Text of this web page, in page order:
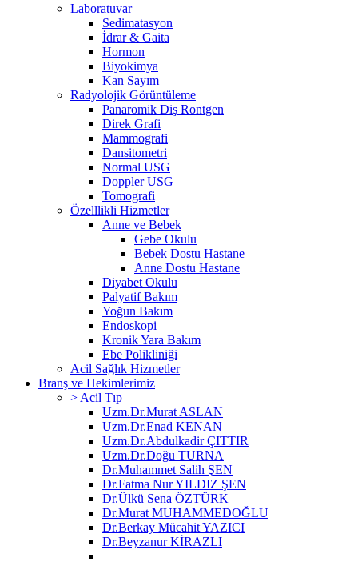
Laboratuvar
Sedimatasyon
İdrar & Gaita
Hormon
Biyokimya
Kan Sayım
Radyolojik Görüntüleme
Panaromik Diş Rontgen
Direk Grafi
Mammografi
Dansitometri
Normal USG
Doppler USG
Tomografi
Özelllikli Hizmetler
Anne ve Bebek
Gebe Okulu
Bebek Dostu Hastane
Anne Dostu Hastane
Diyabet Okulu
Palyatif Bakım
Yoğun Bakım
Endoskopi
Kronik Yara Bakım
Ebe Polikliniği
Acil Sağlık Hizmetler
Branş ve Hekimlerimiz
> Acil Tıp
Uzm.Dr.Murat ASLAN
Uzm.Dr.Enad KENAN
Uzm.Dr.Abdulkadir ÇITTIR
Uzm.Dr.Doğu TURNA
Dr.Muhammet Salih ŞEN
Dr.Fatma Nur YILDIZ ŞEN
Dr.Ülkü Sena ÖZTÜRK
Dr.Murat MUHAMMEDOĞLU
Dr.Berkay Mücahit YAZICI
Dr.Beyzanur KİRAZLI